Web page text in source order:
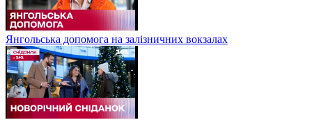
Янгольська допомога на залізничних вокзалах